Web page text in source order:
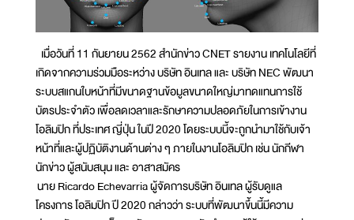
เมื่อวันที่ 11 กันยายน 2562 สำนักข่าว CNET รายงาน เทคโนโลยีที่
เกิดจากความร่วมมือระหว่าง บริษัท อินเทล และ บริษัท NEC พัฒนา
ระบบสแกนใบหน้าที่มีขนาดฐานข้อมูลขนาดใหญ่มาทดแทนการใช้
บัตรประจำตัว เพื่อลดเวลาและรักษาความปลอดภัยในการเข้างาน
โอลิมปิก ที่ประเทศ ญี่ปุ่น ในปี 2020 โดยระบบนี้จะถูกนำมาใช้กับเจ้า
หน้าที่และผู้ปฏิบัติงานด้านต่าง ๆ ภายในงานโอลิมปิก เช่น นักกีฬา
นักข่าว ผู้สนับสนุน และ อาสาสมัคร
นาย Ricardo Echevarria ผู้จัดการบริษัท อินเทล ผู้รับดูแล
โครงการ โอลิมปิก ปี 2020 กล่าวว่า ระบบที่พัฒนาขึ้นนี้มีความ